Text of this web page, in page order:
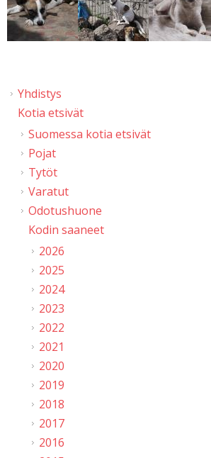
Yhdistys
Kotia etsivät
Suomessa kotia etsivät
Pojat
Tytöt
Varatut
Odotushuone
Kodin saaneet
2026
2025
2024
2023
2022
2021
2020
2019
2018
2017
2016